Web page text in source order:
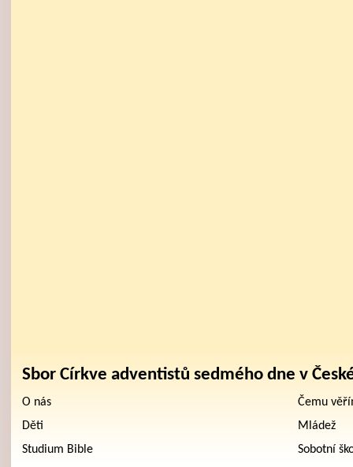
Sbor Církve adventistů sedmého dne v
O nás
Čemu
Děti
Mládež
Studium Bible
Sobotní